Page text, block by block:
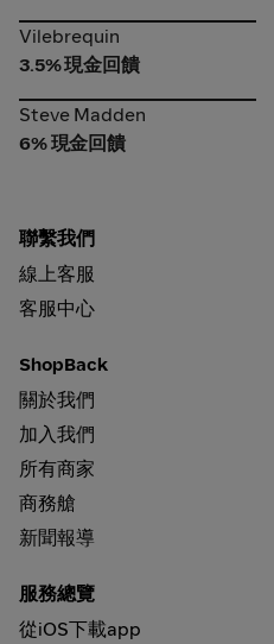
Vilebrequin
Vilebrequin
3.5% 現金回饋
Steve Madden
Steve Madden
6% 現金回饋
聯繫我們
線上客服
客服中心
ShopBack
關於我們
加入我們
所有商家
商務艙
新聞報導
服務總覽
從iOS下載app